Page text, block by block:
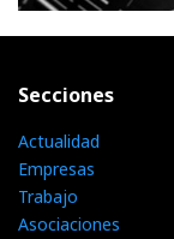
Secciones
Actualidad
Empresas
Trabajo
Asociaciones